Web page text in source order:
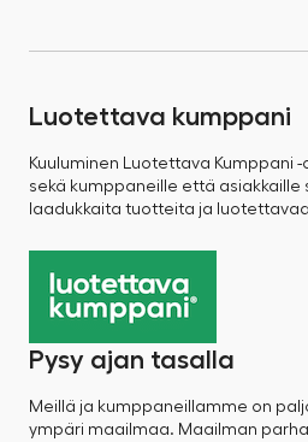
Luotettava kumppani
Kuuluminen Luotettava Kumppani
sekä kumppaneille että
laadukkaita tuotteita ja
Pysy ajan tasalla
Meillä ja kumppaneillamme on
ympäri maailmaa. Maailman